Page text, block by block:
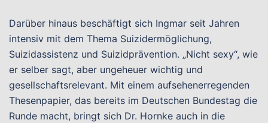
Darüber hinaus beschäftigt sich Ingmar seit Jahren
intensiv mit dem Thema Suizidermöglichung,
Suizidassistenz und Suizidprävention. „Nicht sexy“, wie
er selber sagt, aber ungeheuer wichtig und
gesellschaftsrelevant. Mit einem aufsehenerregenden
Thesenpapier, das bereits im Deutschen Bundestag die
Runde macht, bringt sich Dr. Hornke auch in die